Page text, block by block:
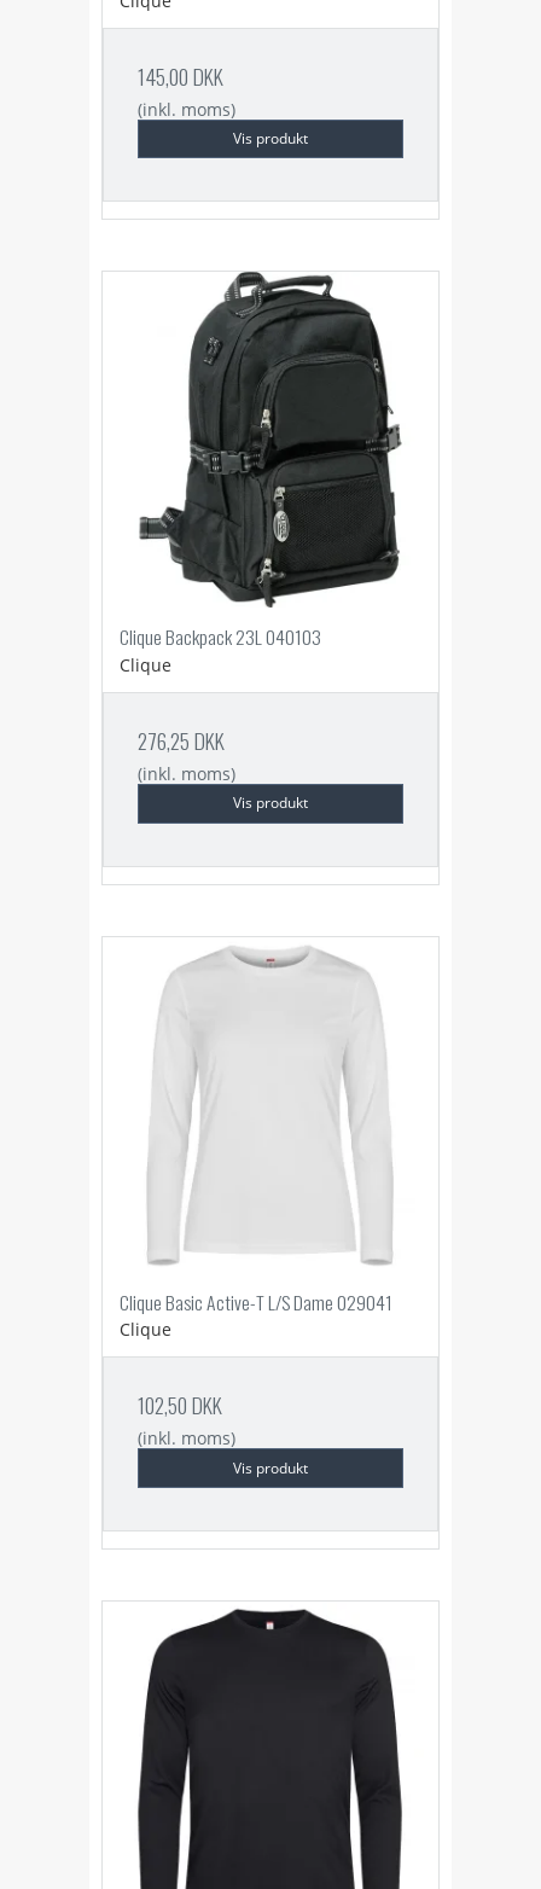
145,00 DKK
(inkl. moms)
Vis produkt
Clique Backpack 23L 040103
Clique
276,25 DKK
(inkl. moms)
Vis produkt
Clique Basic Active-T L/S Dame 029041
Clique
102,50 DKK
(inkl. moms)
Vis produkt